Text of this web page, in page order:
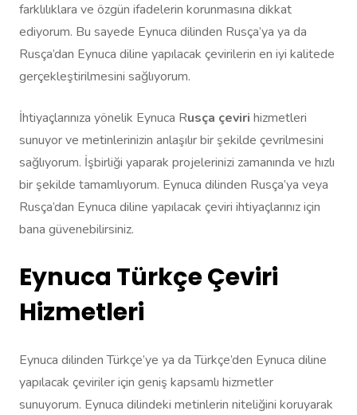
farklılıklara ve özgün ifadelerin korunmasına dikkat
ediyorum. Bu sayede Eynuca dilinden Rusça’ya ya da
Rusça’dan Eynuca diline yapılacak çevirilerin en iyi kalitede
gerçekleştirilmesini sağlıyorum.
İhtiyaçlarınıza yönelik Eynuca Rusça çeviri hizmetleri
sunuyor ve metinlerinizin anlaşılır bir şekilde çevrilmesini
sağlıyorum. İşbirliği yaparak projelerinizi zamanında ve hızlı
bir şekilde tamamlıyorum. Eynuca dilinden Rusça’ya veya
Rusça’dan Eynuca diline yapılacak çeviri ihtiyaçlarınız için
bana güvenebilirsiniz.
Eynuca Türkçe Çeviri
Hizmetleri
Eynuca dilinden Türkçe’ye ya da Türkçe’den Eynuca diline
yapılacak çeviriler için geniş kapsamlı hizmetler
sunuyorum. Eynuca dilindeki metinlerin niteliğini koruyarak